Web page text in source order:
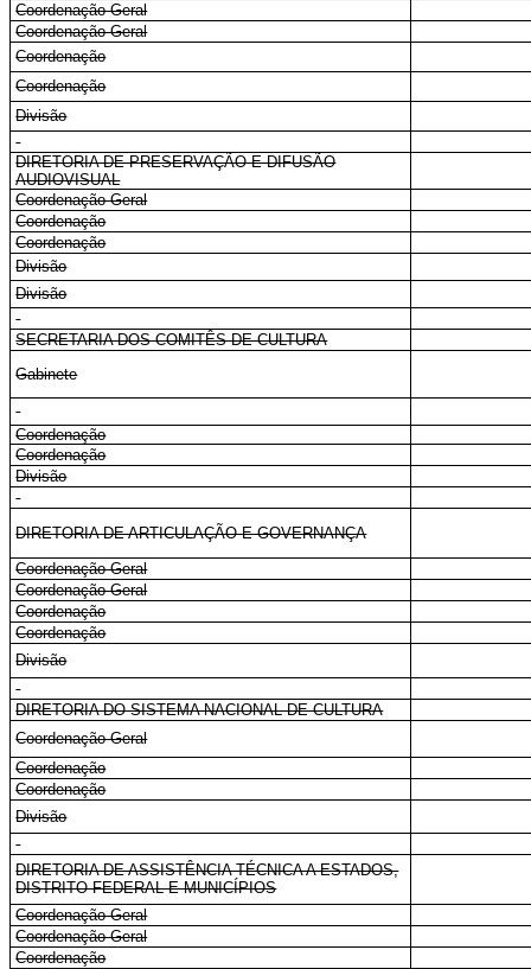
Coordenação-Geral
Coordenação-Geral
Coordenação
Coordenação
Divisão
DIRETORIA DE PRESERVAÇÃO E DIFUSÃO
AUDIOVISUAL
Coordenação-Geral
Coordenação
Coordenação
Divisão
Divisão
SECRETARIA DOS COMITÊS DE CULTURA
Gabinete
Coordenação
Coordenação
Divisão
DIRETORIA DE ARTICULAÇÃO E GOVERNANÇA
Coordenação-Geral
Coordenação-Geral
Coordenação
Coordenação
Divisão
DIRETORIA DO SISTEMA NACIONAL DE CULTURA
Coordenação-Geral
Coordenação
Coordenação
Divisão
DIRETORIA DE ASSISTÊNCIA TÉCNICA A ESTADOS,
DISTRITO FEDERAL E MUNICÍPIOS
Coordenação-Geral
Coordenação-Geral
Coordenação